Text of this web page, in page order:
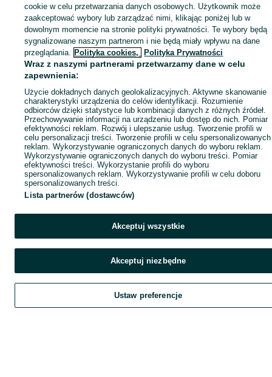
Popularne wyszukiwania
Szukaj Obserwujesz Dodaj Czat
cookie w celu przetwarzania danych osobowych. Użytkownik może
zaakceptować wybory lub zarządzać nimi, klikając poniżej lub w
dowolnym momencie na stronie polityki prywatności. Te wybory będą
sygnalizowane naszym partnerom i nie będą miały wpływu na dane
przeglądania. Polityka cookies, Polityka Prywatności
Wraz z naszymi partnerami przetwarzamy dane w celu
zapewnienia:
Użycie dokładnych danych geolokalizacyjnych. Aktywne skanowanie
charakterystyki urządzenia do celów identyfikacji. Rozumienie
odbiorców dzięki statystyce lub kombinacji danych z różnych źródeł.
Przechowywanie informacji na urządzeniu lub dostęp do nich. Pomiar
efektywności reklam. Rozwój i ulepszanie usług. Tworzenie profili w
celu personalizacji treści. Tworzenie profili w celu spersonalizowanych
reklam. Wykorzystywanie ograniczonych danych do wyboru reklam.
Wykorzystywanie ograniczonych danych do wyboru treści. Pomiar
efektywności treści. Wykorzystanie profili do wyboru
spersonalizowanych reklam. Wykorzystywanie profili w celu doboru
spersonalizowanych treści.
Lista partnerów (dostawców)
Akceptuj wszystkie
Akceptuj niezbędne
Ustaw preferencje